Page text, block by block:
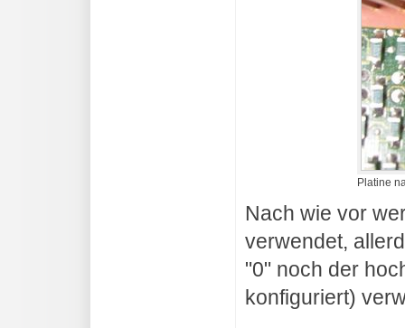
Platine
Nach wie vor
verwendet,
"0" noch der
konfiguriert)